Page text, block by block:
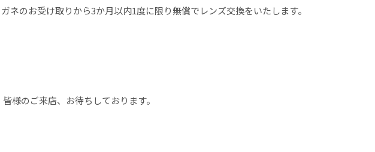
ガネのお受け取りから3か月以内1度に限り無償でレンズ交換をいたします。
皆様のご来店、お待ちしております。